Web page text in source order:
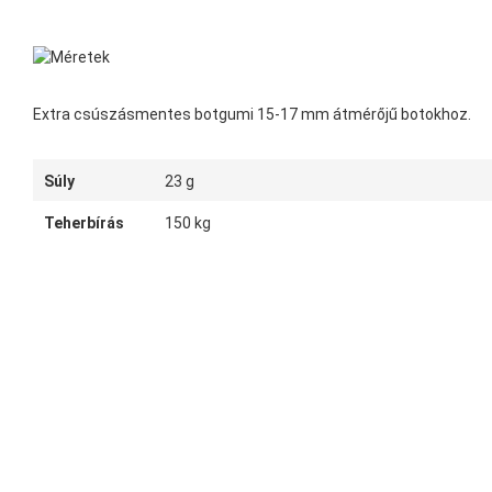
Extra csúszásmentes botgumi 15-17 mm átmérőjű botokhoz.
Súly 23 g
Teherbírás 150 kg